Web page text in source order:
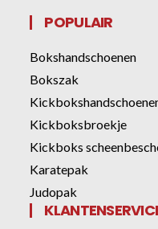
POPULAIR
Bokshandschoenen
Bokszak
Kickboksbroekje
Kickboks
Karatepak
Judopak